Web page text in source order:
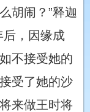
胡闹？”释迦
后，因缘成
不接受她的
受了她的沙
来做王时将